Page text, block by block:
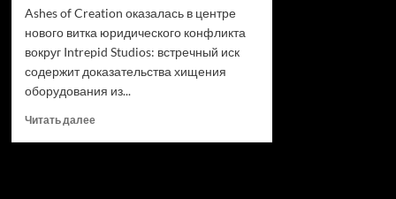
Ashes of Creation оказалась в центре
нового витка юридического конфликта
вокруг Intrepid Studios: встречный иск
содержит доказательства хищения
оборудования из...
Читать далееПрочитать